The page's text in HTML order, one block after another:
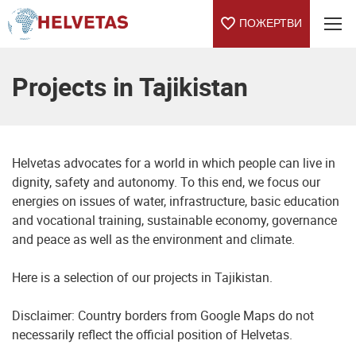
ПОЖЕРТВИ
Projects in Tajikistan
Helvetas advocates for a world in which people can live in
dignity, safety and autonomy. To this end, we focus our
energies on issues of water, infrastructure, basic education
and vocational training, sustainable economy, governance
and peace as well as the environment and climate.
Here is a selection of our projects in Tajikistan.
Disclaimer: Country borders from Google Maps do not
necessarily reflect the official position of Helvetas.